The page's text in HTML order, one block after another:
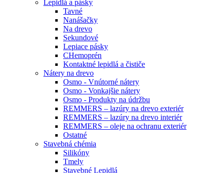
Lepidlá a pásky
Tavné
Nanášačky
Na drevo
Sekundové
Lepiace pásky
CHemoprén
Kontaktné lepidlá a čističe
Nátery na drevo
Osmo - Vnútorné nátery
Osmo - Vonkajšie nátery
Osmo - Produkty na údržbu
REMMERS – lazúry na drevo exteriér
REMMERS – lazúry na drevo interiér
REMMERS – oleje na ochranu exteriér
Ostatné
Stavebná chémia
Silikóny
Tmely
Stavebné Lepidlá